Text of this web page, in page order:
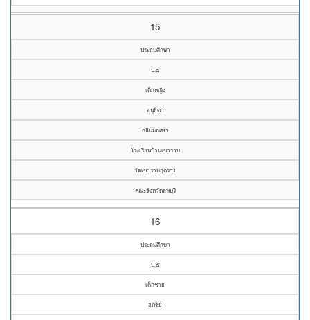
15
ประถมศึกษา
ป.๕
เด็กหญิง
อนุธิดา
กลิ่นมณฑา
โรงเรียนบ้านเขาราบ
วัดเขาราบกุตราช
คณะจังหวัดลพบุรี
16
ประถมศึกษา
ป.๕
เด็กชาย
อภิชัย